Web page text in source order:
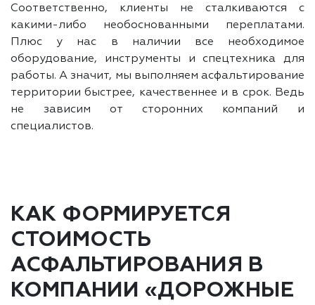
Соответственно, клиенты не сталкиваются с
какими-либо необоснованными переплатами.
Плюс у нас в наличии все необходимое
оборудование, инструменты и спецтехника для
работы. А значит, мы выполняем асфальтирование
территории быстрее, качественнее и в срок. Ведь
не зависим от сторонних компаний и
специалистов.
КАК ФОРМИРУЕТСЯ
СТОИМОСТЬ
АСФАЛЬТИРОВАНИЯ В
КОМПАНИИ «ДОРОЖНЫЕ